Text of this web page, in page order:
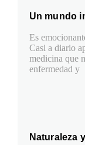
Un mundo
Es
Casi a diario
medicina que
enfermedad y
Naturaleza